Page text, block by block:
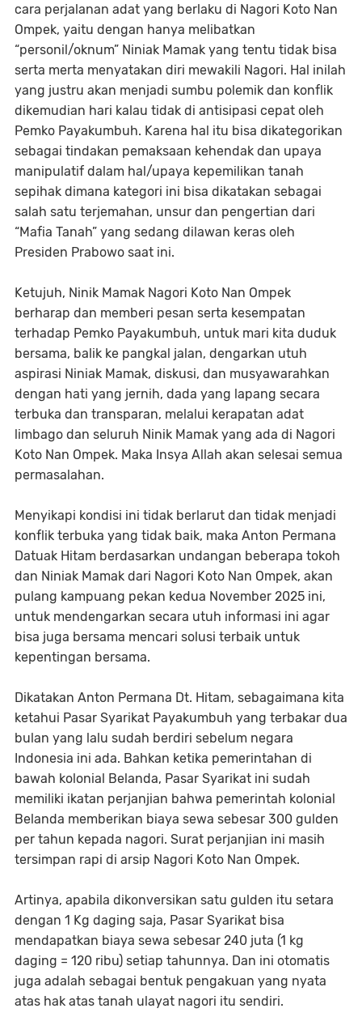
cara perjalanan adat yang berlaku di Nagori Koto Nan
Ompek, yaitu dengan hanya melibatkan
“personil/oknum” Niniak Mamak yang tentu tidak bisa
serta merta menyatakan diri mewakili Nagori. Hal inilah
yang justru akan menjadi sumbu polemik dan konflik
dikemudian hari kalau tidak di antisipasi cepat oleh
Pemko Payakumbuh. Karena hal itu bisa dikategorikan
sebagai tindakan pemaksaan kehendak dan upaya
manipulatif dalam hal/upaya kepemilikan tanah
sepihak dimana kategori ini bisa dikatakan sebagai
salah satu terjemahan, unsur dan pengertian dari
“Mafia Tanah” yang sedang dilawan keras oleh
Presiden Prabowo saat ini.
Ketujuh, Ninik Mamak Nagori Koto Nan Ompek
berharap dan memberi pesan serta kesempatan
terhadap Pemko Payakumbuh, untuk mari kita duduk
bersama, balik ke pangkal jalan, dengarkan utuh
aspirasi Niniak Mamak, diskusi, dan musyawarahkan
dengan hati yang jernih, dada yang lapang secara
terbuka dan transparan, melalui kerapatan adat
limbago dan seluruh Ninik Mamak yang ada di Nagori
Koto Nan Ompek. Maka Insya Allah akan selesai semua
permasalahan.
Menyikapi kondisi ini tidak berlarut dan tidak menjadi
konflik terbuka yang tidak baik, maka Anton Permana
Datuak Hitam berdasarkan undangan beberapa tokoh
dan Niniak Mamak dari Nagori Koto Nan Ompek, akan
pulang kampuang pekan kedua November 2025 ini,
untuk mendengarkan secara utuh informasi ini agar
bisa juga bersama mencari solusi terbaik untuk
kepentingan bersama.
Dikatakan Anton Permana Dt. Hitam, sebagaimana kita
ketahui Pasar Syarikat Payakumbuh yang terbakar dua
bulan yang lalu sudah berdiri sebelum negara
Indonesia ini ada. Bahkan ketika pemerintahan di
bawah kolonial Belanda, Pasar Syarikat ini sudah
memiliki ikatan perjanjian bahwa pemerintah kolonial
Belanda memberikan biaya sewa sebesar 300 gulden
per tahun kepada nagori. Surat perjanjian ini masih
tersimpan rapi di arsip Nagori Koto Nan Ompek.
Artinya, apabila dikonversikan satu gulden itu setara
dengan 1 Kg daging saja, Pasar Syarikat bisa
mendapatkan biaya sewa sebesar 240 juta (1 kg
daging = 120 ribu) setiap tahunnya. Dan ini otomatis
juga adalah sebagai bentuk pengakuan yang nyata
atas hak atas tanah ulayat nagori itu sendiri.